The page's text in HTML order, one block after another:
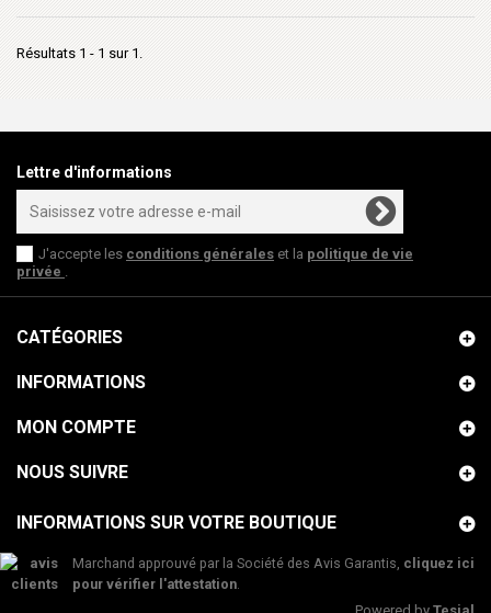
Résultats 1 - 1 sur 1.
Lettre d'informations
J'accepte les conditions générales et la politique de vie
privée
CATÉGORIES
INFORMATIONS
MON COMPTE
NOUS SUIVRE
INFORMATIONS SUR VOTRE BOUTIQUE
Marchand approuvé par la Société des Avis Garantis, cliquez ici
pour vérifier l'attestation